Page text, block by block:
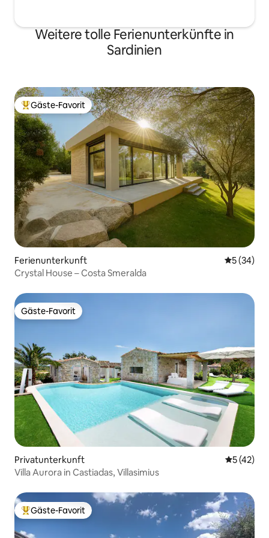
Weitere tolle Ferienunterkünfte in
Sardinien
Beliebter Gäste-Favorit.
Gäste-Favorit
Ferienunterkunft
5 (34)
Crystal House – Costa Smeralda
Gäste-Favorit
Gäste-Favorit
Privatunterkunft
5 (42)
Villa Aurora in Castiadas, Villasimius
Beliebter Gäste-Favorit.
Gäste-Favorit